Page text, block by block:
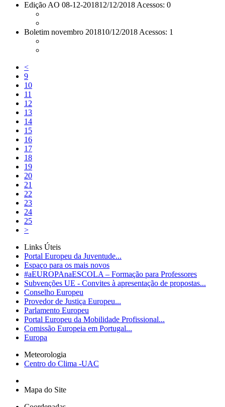
Edição AO 08-12-201812/12/2018 Acessos: 0
Boletim novembro 201810/12/2018 Acessos: 1
<
9
10
11
12
13
14
15
16
17
18
19
20
21
22
23
24
25
>
Links Úteis
Portal Europeu da Juventude...
Espaço para os mais novos
#aEUROPAnaESCOLA – Formação para Professores
Subvenções UE - Convites à apresentação de propostas...
Conselho Europeu
Provedor de Justiça Europeu...
Parlamento Europeu
Portal Europeu da Mobilidade Profissional...
Comissão Europeia em Portugal...
Europa
Meteorologia
Centro do Clima -UAC
Mapa do Site